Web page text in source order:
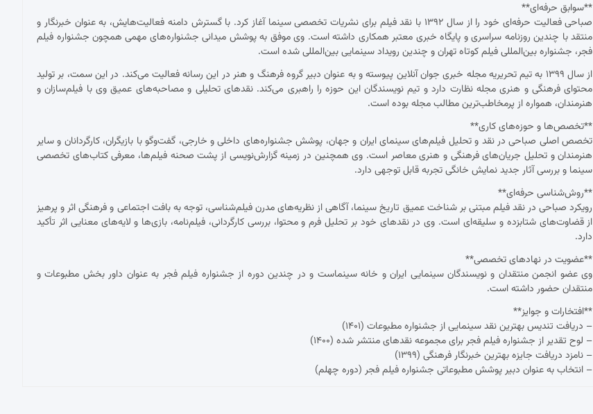
**سوابق حرفه‌ای**
صباحی فعالیت حرفه‌ای خود را از سال ۱۳۹۲ با نقد فیلم برای نشریات تخصصی سینما آغاز کرد. با گسترش دامنه فعالیت‌هایش، به عنوان خبرنگار و
منتقد با چندین روزنامه سراسری و پایگاه خبری معتبر همکاری داشته است. وی موفق به پوشش میدانی جشنواره‌های مهمی همچون جشنواره فیلم
فجر، جشنواره بین‌المللی فیلم کوتاه تهران و چندین رویداد سینمایی بین‌المللی شده است.
از سال ۱۳۹۹ به تیم تحریریه مجله خبری جوان آنلاین پیوسته و به عنوان دبیر گروه فرهنگ و هنر در این رسانه فعالیت می‌کند. در این سمت، بر تولید
محتوای فرهنگی و هنری مجله نظارت دارد و تیم نویسندگان این حوزه را راهبری می‌کند. نقدهای تحلیلی و مصاحبه‌های عمیق وی با فیلم‌سازان و
هنرمندان، همواره از پرمخاطب‌ترین مطالب مجله بوده است.
**تخصص‌ها و حوزه‌های کاری**
تخصص اصلی صباحی در نقد و تحلیل فیلم‌های سینمای ایران و جهان، پوشش جشنواره‌های داخلی و خارجی، گفت‌وگو با بازیگران، کارگردانان و سایر
هنرمندان و تحلیل جریان‌های فرهنگی و هنری معاصر است. وی همچنین در زمینه گزارش‌نویسی از پشت صحنه فیلم‌ها، معرفی کتاب‌های تخصصی
سینما و بررسی آثار جدید نمایش خانگی تجربه قابل توجهی دارد.
**روش‌شناسی حرفه‌ای**
رویکرد صباحی در نقد فیلم مبتنی بر شناخت عمیق تاریخ سینما، آگاهی از نظریه‌های مدرن فیلم‌شناسی، توجه به بافت اجتماعی و فرهنگی اثر و پرهیز
از قضاوت‌های شتابزده و سلیقه‌ای است. وی در نقدهای خود بر تحلیل فرم و محتوا، بررسی کارگردانی، فیلم‌نامه، بازی‌ها و لایه‌های معنایی اثر تأکید
دارد.
**عضویت در نهادهای تخصصی**
وی عضو انجمن منتقدان و نویسندگان سینمایی ایران و خانه سینماست و در چندین دوره از جشنواره فیلم فجر به عنوان داور بخش مطبوعات و
منتقدان حضور داشته است.
**افتخارات و جوایز**
– دریافت تندیس بهترین نقد سینمایی از جشنواره مطبوعات (۱۴۰۱)
– لوح تقدیر از جشنواره فیلم فجر برای مجموعه نقدهای منتشر شده (۱۴۰۰)
– نامزد دریافت جایزه بهترین خبرنگار فرهنگی (۱۳۹۹)
– انتخاب به عنوان دبیر پوشش مطبوعاتی جشنواره فیلم فجر (دوره چهلم)